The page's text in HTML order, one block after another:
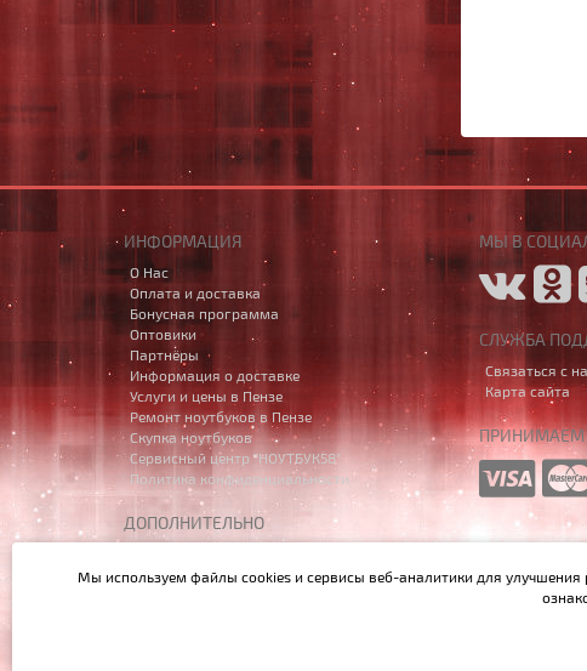
ИНФОРМАЦИЯ
О Нас
Оплата и доставка
Бонусная программа
Оптовики
Партнёры
Информация о доставке
Услуги и цены в Пензе
Ремонт ноутбуков в Пензе
Скупка ноутбуков
Сервисный центр "НОУТБУК58"
Политика конфиденциальности
ДОПОЛНИТЕЛЬНО
Акции
МЫ В
СЛУЖБА
Связаться с
Карта сайта
ПРИНИМАЕМ
Данный сайт носит исключительно информационный характер,
Мы используем файлы cookies и сервисы веб-аналитики для улучшения